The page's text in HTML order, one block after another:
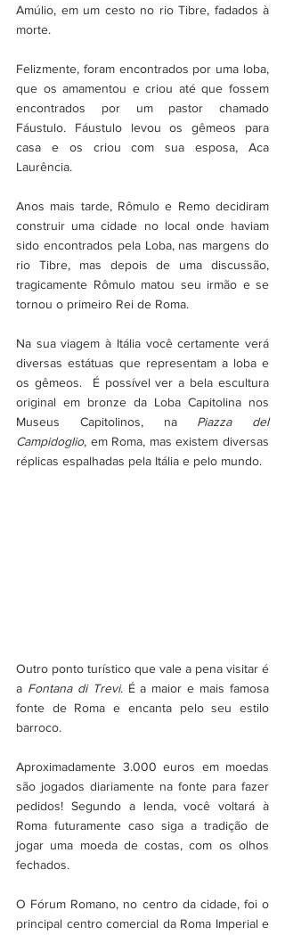
Amúlio, em um cesto no rio Tibre, fadados à
morte.
Felizmente, foram encontrados por uma loba,
que os amamentou e criou até que fossem
encontrados por um pastor chamado
Fáustulo. Fáustulo levou os gêmeos para
casa e os criou com sua esposa, Aca
Laurência.
Anos mais tarde, Rômulo e Remo decidiram
construir uma cidade no local onde haviam
sido encontrados pela Loba, nas margens do
rio Tibre, mas depois de uma discussão,
tragicamente Rômulo matou seu irmão e se
tornou o primeiro Rei de Roma.
Na sua viagem à Itália você certamente verá
diversas estátuas que representam a loba e
os gêmeos.  É possível ver a bela escultura
original em bronze da Loba Capitolina nos
Museus Capitolinos, na Piazza del
Campidoglio, em Roma, mas existem diversas
réplicas espalhadas pela Itália e pelo mundo.
Outro ponto turístico que vale a pena visitar é
a Fontana di Trevi. É a maior e mais famosa
fonte de Roma e encanta pelo seu estilo
barroco.
Aproximadamente 3.000 euros em moedas
são jogados diariamente na fonte para fazer
pedidos! Segundo a lenda, você voltará à
Roma futuramente caso siga a tradição de
jogar uma moeda de costas, com os olhos
fechados.
O Fórum Romano, no centro da cidade, foi o
principal centro comercial da Roma Imperial e